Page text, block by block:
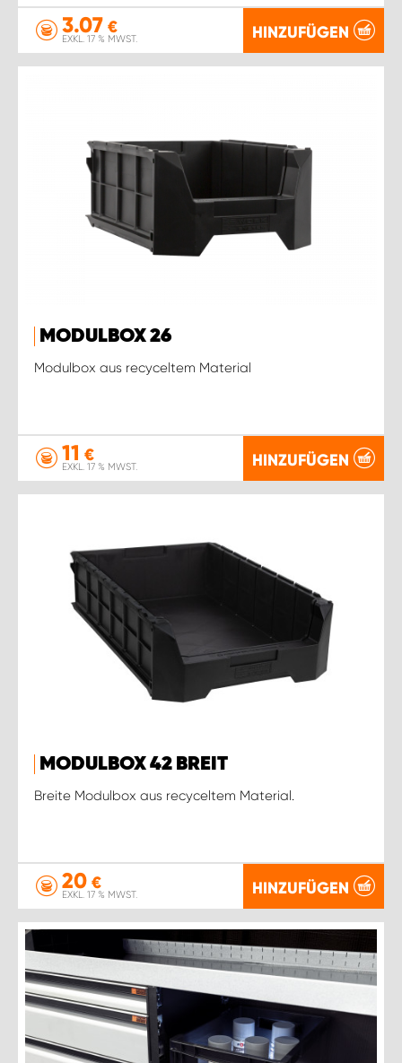
3.07 €
EXKL. 17 % MWST. HINZUFÜGEN
MODULBOX 26
Modulbox aus recyceltem Material
11 €
EXKL. 17 % MWST. HINZUFÜGEN
MODULBOX 42 BREIT
Breite Modulbox aus recyceltem Material.
20 €
EXKL. 17 % MWST. HINZUFÜGEN